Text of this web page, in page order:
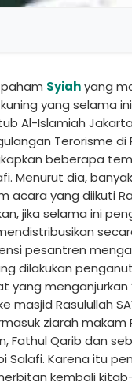
Syiahyang
yang selama
Al-Islamiah
Terorisme
beberapa
Menurut dia,
yang diikuti
jika selama ini
pesantren
dilakukan
yang menganjurkan
masjid Rasulullah
ziarah
Fathul Qarib dan
Salafi. Karena itu
kembali